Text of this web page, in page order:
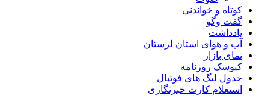
کوتاه و خواندنی
گفت وگو
یادداشت
آب و هوای استان لرستان
نمای بازار
کیوسک روزنامه
جدول لیگ های فوتبال
استعلام کارت خبرنگاری